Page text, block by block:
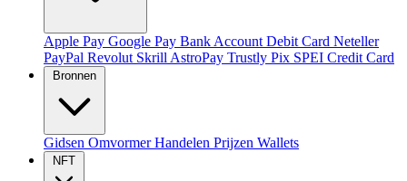
Apple Pay Google Pay Bank Account Debit Card Neteller
PayPal Revolut Skrill AstroPay Trustly Pix SPEI Credit Card
Bronnen
Gidsen OmvormerHandelen Prijzen Wallets
NFT